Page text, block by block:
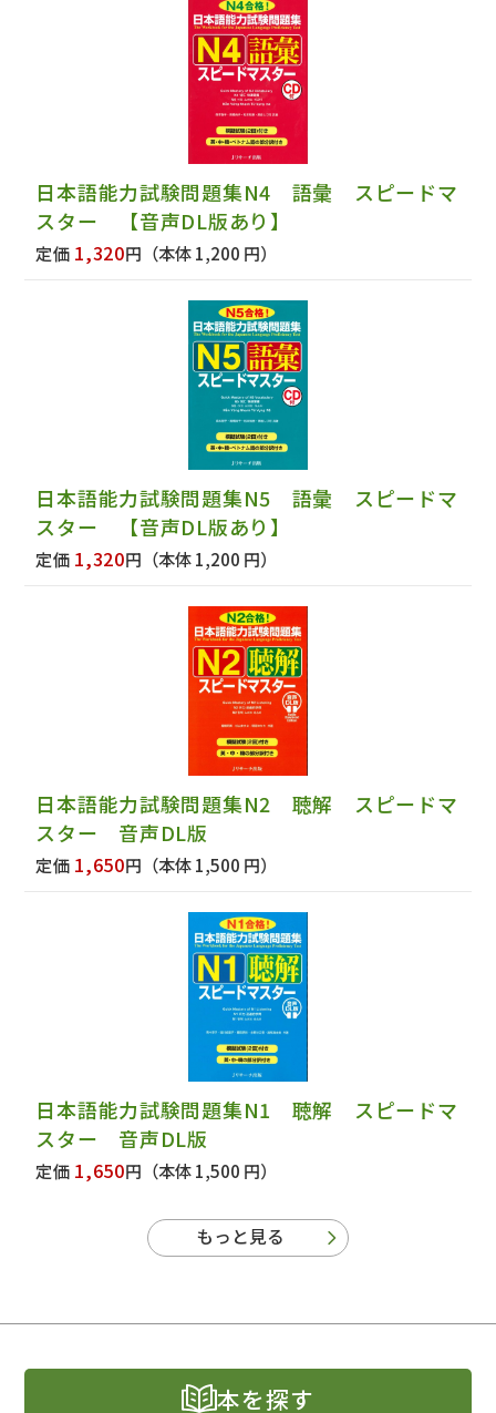
日本語能力試験問題集N4 語彙 スピードマ
スター 【音声DL版あり】
定価 1,320円 （本体 1,200 円）
日本語能力試験問題集N5 語彙 スピードマ
スター 【音声DL版あり】
定価 1,320円 （本体 1,200 円）
日本語能力試験問題集N2 聴解 スピードマ
スター 音声DL版
定価 1,650円 （本体 1,500 円）
日本語能力試験問題集N1 聴解 スピードマ
スター 音声DL版
定価 1,650円 （本体 1,500 円）
もっと見る
本を探す